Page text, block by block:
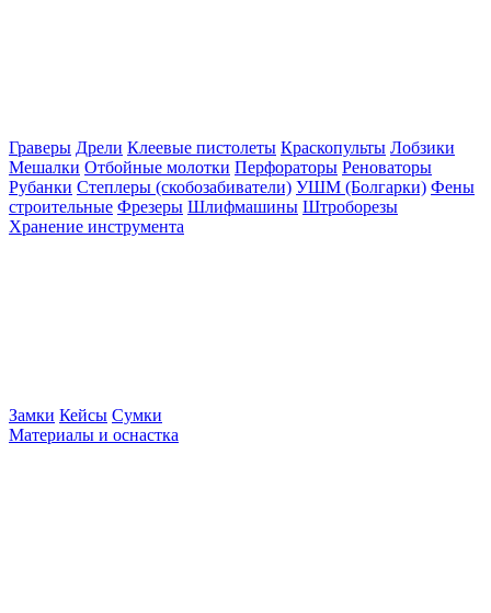
Граверы Дрели Клеевые пистолеты Краскопульты Лобзики
Мешалки Отбойные молотки Перфораторы Реноваторы
Рубанки Степлеры (скобозабиватели) УШМ (Болгарки) Фены
строительные Фрезеры Шлифмашины Штроборезы
Хранение инструмента
Замки Кейсы Сумки
Материалы и оснастка